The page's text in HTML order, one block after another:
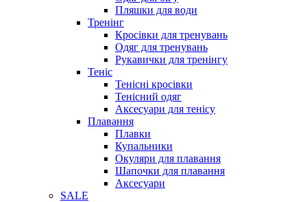
Пляшки для води
Тренінг
Кросівки для тренувань
Одяг для тренувань
Рукавички для тренінгу
Теніс
Тенісні кросівки
Тенісний одяг
Аксесуари для тенісу
Плавання
Плавки
Купальники
Окуляри для плавання
Шапочки для плавання
Аксесуари
SALE